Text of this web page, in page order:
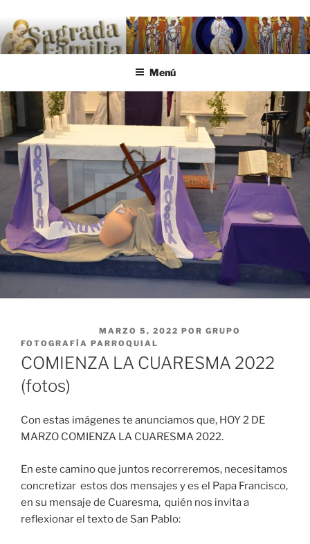
.
Menú
MARZO 5, 2022 POR GRUPO
FOTOGRAFÍA PARROQUIAL
COMIENZA LA CUARESMA 2022
(fotos)
Con estas imágenes te anunciamos que, HOY 2 DE
MARZO COMIENZA LA CUARESMA 2022.
En este camino que juntos recorreremos, necesitamos
concretizar estos dos mensajes y es el Papa Francisco,
en su mensaje de Cuaresma, quién nos invita a
reflexionar el texto de San Pablo: